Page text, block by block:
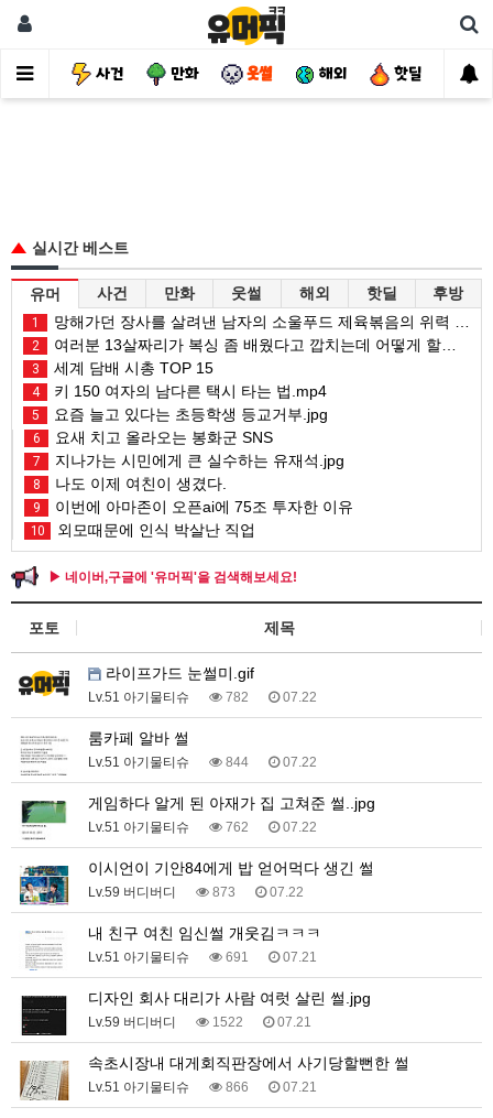
유머 사건 만화 웃썰 해외 핫딜 자
실시간 베스트
유머 사건 만화 웃썰 해외 핫딜 후방
1 망해가던 장사를 살려낸 남자의 소울푸드 제육볶음의 위력 ㅋㅋ
2 여러분 13살짜리가 복싱 좀 배웠다고 깝치는데 어떻게 할까요?
3 세계 담배 시총 TOP 15
4 키 150 여자의 남다른 택시 타는 법.mp4
5 요즘 늘고 있다는 초등학생 등교거부.jpg
6 요새 치고 올라오는 봉화군 SNS
7 지나가는 시민에게 큰 실수하는 유재석.jpg
8 나도 이제 여친이 생겼다.
9 이번에 아마존이 오픈ai에 75조 투자한 이유
10 외모때문에 인식 박살난 직업
▶ 네이버,구글에 '유머픽'을 검색해보세요!
포토 제목
라이프가드 눈썰미.gif
Lv.51 아기물티슈 782 07.22
룸카페 알바 썰
Lv.51 아기물티슈 844 07.22
게임하다 알게 된 아재가 집 고쳐준 썰..jpg
Lv.51 아기물티슈 762 07.22
이시언이 기안84에게 밥 얻어먹다 생긴 썰
Lv.59 버디버디 873 07.22
내 친구 여친 임신썰 개웃김ㅋㅋㅋ
Lv.51 아기물티슈 691 07.21
디자인 회사 대리가 사람 여럿 살린 썰.jpg
Lv.59 버디버디 1522 07.21
속초시장내 대게회직판장에서 사기당할뻔한 썰
Lv.51 아기물티슈 866 07.21